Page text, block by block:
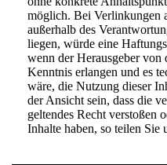
möglich. Bei Verlinkungen
außerhalb des
liegen, würde eine
wenn der Herausgeber
Kenntnis erlangen und es
wäre, die Nutzung dieser
der Ansicht sein, dass die
geltendes Recht verstoßen
Inhalte haben, so teilen Sie